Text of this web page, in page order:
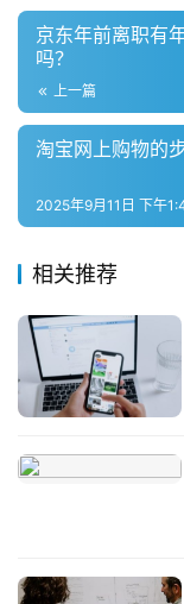
群
答
社
区
京东年前离职有
吗？
上一篇
淘宝网上购物的
2025年9月11日 下午
相关推荐